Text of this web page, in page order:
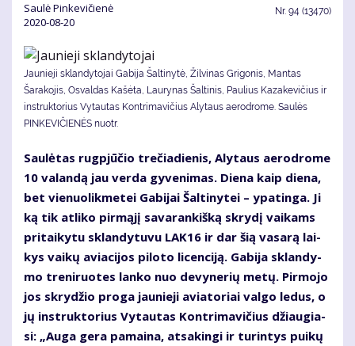
Saulė Pinkevičienė
2020-08-20
Nr. 94 (13470)
Jaunieji sklandytojai Gabija Šaltinytė, Žilvinas Grigonis, Mantas
Šarakojis, Osvaldas Kašėta, Laurynas Šaltinis, Paulius Kazakevičius ir
instruktorius Vytautas Kontrimavičius Alytaus aerodrome. Saulės
PINKEVIČIENĖS nuotr.
Sau­lė­tas rug­pjū­čio tre­čia­die­nis, Aly­taus ae­ro­dro­me
10 va­lan­dą jau ver­da gy­ve­ni­mas. Die­na kaip die­na,
bet vie­nuo­lik­me­tei Ga­bi­jai Šal­ti­ny­tei – ypa­tin­ga. Ji
ką tik at­li­ko pir­mą­jį sa­va­ran­kiš­ką skry­dį vai­kams
pri­tai­ky­tu sklan­dy­tu­vu LAK16 ir dar šią va­sa­rą lai­
kys vai­kų avia­ci­jos pi­lo­to li­cen­ci­ją. Ga­bi­ja sklan­dy­
mo tre­ni­ruo­tes lan­ko nuo de­vy­ne­rių me­tų. Pir­mo­jo
jos skry­džio pro­ga jau­nie­ji avia­to­riai val­go le­dus, o
jų in­struk­to­rius Vy­tau­tas Kon­tri­ma­vi­čius džiau­gia­
si: „Au­ga ge­ra pa­mai­na, at­sa­kin­gi ir tu­rin­tys pui­kų